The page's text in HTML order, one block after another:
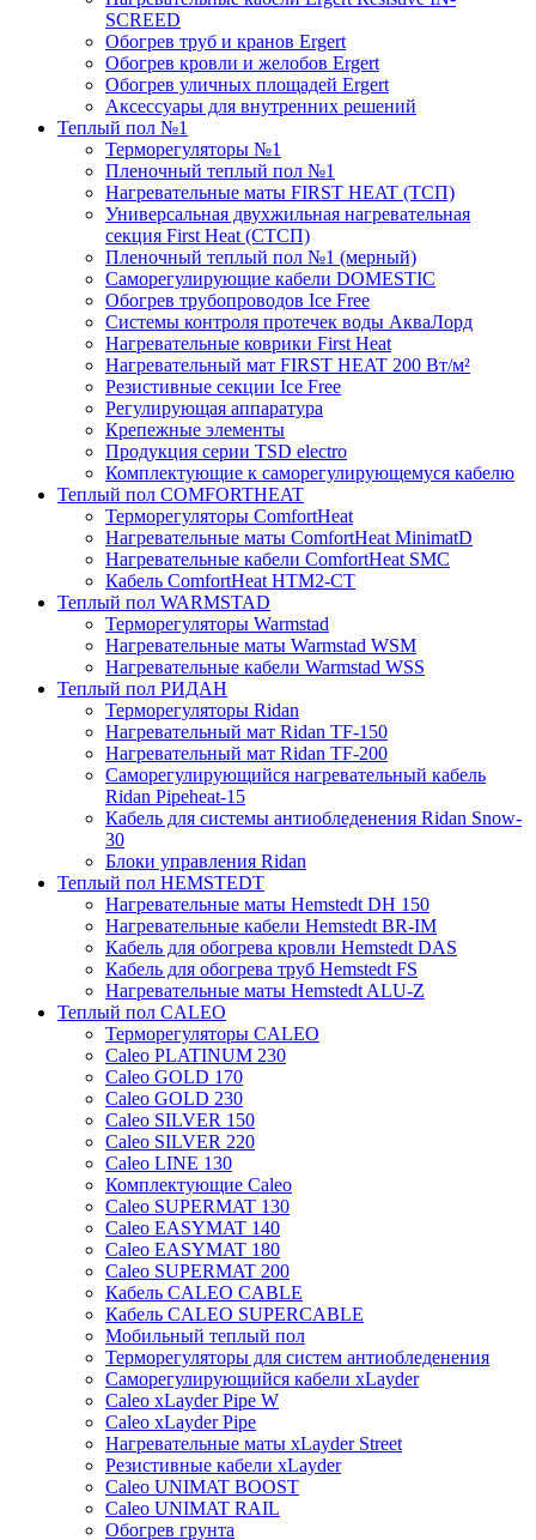
SCREED
Обогрев труб и кранов Ergert
Обогрев кровли и желобов Ergert
Обогрев уличных площадей Ergert
Аксессуары для внутренних решений
Теплый пол №1
Терморегуляторы №1
Пленочный теплый пол №1
Нагревательные маты FIRST HEAT (ТСП)
Универсальная двухжильная нагревательная
секция First Heat (СТСП)
Пленочный теплый пол №1 (мерный)
Саморегулирующие кабели DOMESTIC
Обогрев трубопроводов Ice Free
Системы контроля протечек воды АкваЛорд
Нагревательные коврики First Heat
Нагревательный мат FIRST HEAT 200 Вт/м²
Резистивные секции Ice Free
Регулирующая аппаратура
Крепежные элементы
Продукция серии TSD electro
Комплектующие к саморегулирующемуся кабелю
Теплый пол COMFORTHEAT
Терморегуляторы ComfortHeat
Нагревательные маты ComfortHeat MinimatD
Нагревательные кабели ComfortHeat SMC
Кабель ComfortHeat HTM2-CT
Теплый пол WARMSTAD
Терморегуляторы Warmstad
Нагревательные маты Warmstad WSM
Нагревательные кабели Warmstad WSS
Теплый пол РИДАН
Терморегуляторы Ridan
Нагревательный мат Ridan TF-150
Нагревательный мат Ridan TF-200
Саморегулирующийся нагревательный кабель
Ridan Pipeheat-15
Кабель для системы антиобледенения Ridan Snow-
30
Блоки управления Ridan
Теплый пол HEMSTEDT
Нагревательные маты Hemstedt DH 150
Нагревательные кабели Hemstedt BR-IM
Кабель для обогрева кровли Hemstedt DAS
Кабель для обогрева труб Hemstedt FS
Нагревательные маты Hemstedt ALU-Z
Теплый пол CALEO
Терморегуляторы CALEO
Caleo PLATINUM 230
Caleo GOLD 170
Caleo GOLD 230
Caleo SILVER 150
Caleo SILVER 220
Caleo LINE 130
Комплектующие Caleo
Caleo SUPERMAT 130
Caleo EASYMAT 140
Caleo EASYMAT 180
Caleo SUPERMAT 200
Кабель CALEO CABLE
Кабель CALEO SUPERCABLE
Мобильный теплый пол
Терморегуляторы для систем антиобледенения
Саморегулирующийся кабели xLayder
Caleo xLayder Pipe W
Caleo xLayder Pipe
Нагревательные маты xLayder Street
Резистивные кабели xLayder
Caleo UNIMAT BOOST
Caleo UNIMAT RAIL
Обогрев грунта